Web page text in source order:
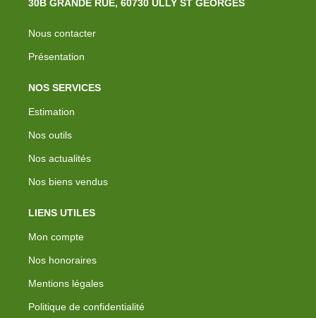
30B GRANDE RUE, 60730 ULLY ST GEORGES
Nous contacter
Présentation
NOS SERVICES
Estimation
Nos outils
Nos actualités
Nos biens vendus
LIENS UTILES
Mon compte
Nos honoraires
Mentions légales
Politique de confidentialité